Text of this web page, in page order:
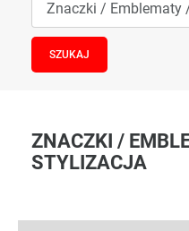
ZNACZKI /
STYLIZACJA